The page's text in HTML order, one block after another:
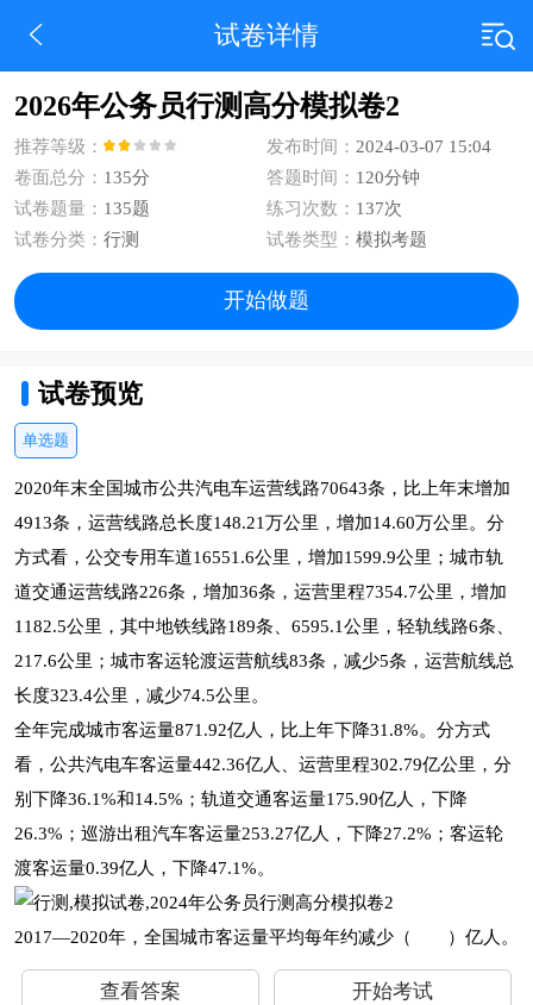
试卷详情
2026年公务员行测高分模拟卷2
推荐等级： 发布时间： 2024-03-07 15:04
卷面总分： 135分 答题时间： 120分钟
试卷题量： 135题 练习次数： 137次
试卷分类： 行测 试卷类型： 模拟考题
开始做题
试卷预览
单选题
2020年末全国城市公共汽电车运营线路70643条，比上年末增加
4913条，运营线路总长度148.21万公里，增加14.60万公里。分
方式看，公交专用车道16551.6公里，增加1599.9公里；城市轨
道交通运营线路226条，增加36条，运营里程7354.7公里，增加
1182.5公里，其中地铁线路189条、6595.1公里，轻轨线路6条、
217.6公里；城市客运轮渡运营航线83条，减少5条，运营航线总
长度323.4公里，减少74.5公里。
全年完成城市客运量871.92亿人，比上年下降31.8%。分方式
看，公共汽电车客运量442.36亿人、运营里程302.79亿公里，分
别下降36.1%和14.5%；轨道交通客运量175.90亿人，下降
26.3%；巡游出租汽车客运量253.27亿人，下降27.2%；客运轮
渡客运量0.39亿人，下降47.1%。
2017—2020年，全国城市客运量平均每年约减少（ ）亿人。
查看答案 开始考试